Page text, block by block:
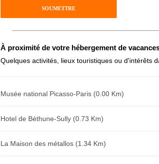
Antispam - Combien font 7x4 (en chiffres) :
Avis sur l'établissement :
À proximité de votre hébergement de
Quelques activités, lieux touristiques ou d'intérêts
Musée national Picasso-Paris (0.00 Km)
Hotel de Béthune-Sully (0.73 Km)
La Maison des métallos (1.34 Km)